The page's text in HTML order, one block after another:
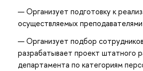
Организует подготовку к
осуществляемых
Организует подбор
разрабатывает проект штатного
департамента по категориям